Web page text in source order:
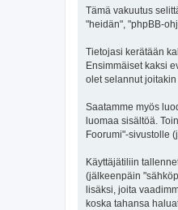
Tämä vakuutus
"heidän", "phpBB-
Tietojasi kerätään
Ensimmäiset kaksi
olet selannut
Saatamme myös
luomaa sisältöä.
Foorumi"-sivustolle
Käyttäjätiliin
(jälkeenpäin
lisäksi, joita
koska tahansa